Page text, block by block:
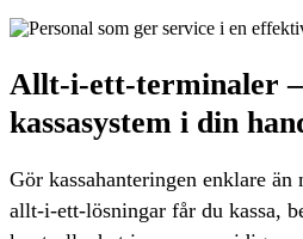
Allt-i-ett-terminaler
kassasystem i din
Gör kassahanteringen enklare
allt-i-ett-lösningar får du kassa,